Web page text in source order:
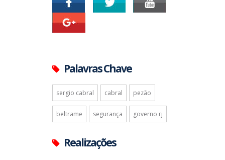
Palavras Chave
sergio cabral cabral pezão
beltrame segurança governo rj
Realizações